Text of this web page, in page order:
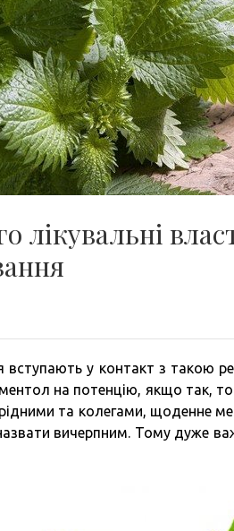
лікувальні
у контакт з такою
на потенцію, якщо так, то
рідними та колегами, щоденне
вичерпним. Тому дуже